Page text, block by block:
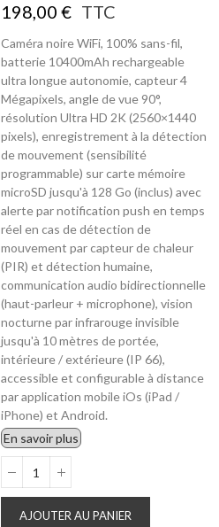
198,00 € TTC
Caméra noire WiFi, 100% sans-fil,
batterie 10400mAh rechargeable
ultra longue autonomie, capteur 4
Mégapixels, angle de vue 90°,
résolution Ultra HD 2K (2560×1440
pixels), enregistrement à la détection
de mouvement (sensibilité
programmable) sur carte mémoire
microSD jusqu'à 128 Go (inclus) avec
alerte par notification push en temps
réel en cas de détection de
mouvement par capteur de chaleur
(PIR) et détection humaine,
communication audio bidirectionnelle
(haut-parleur + microphone), vision
nocturne par infrarouge invisible
jusqu'à 10 mètres de portée,
intérieure / extérieure (IP 66),
accessible et configurable à distance
par application mobile iOs (iPad /
iPhone) et Android.
En savoir plus
AJOUTER AU PANIER